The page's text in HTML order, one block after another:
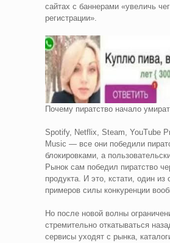
сайтах с баннерами «увеличь
регистрации».
Почему пиратство начало
Spotify, Netflix, Steam, YouTube
Music — все они победили
блокировками, а
Рынок сам победил пиратство
продукта. И это, кстати, один
примеров силы конкуренции
Но после новой волны
стремительно откатываться
сервисы уходят с рынка,